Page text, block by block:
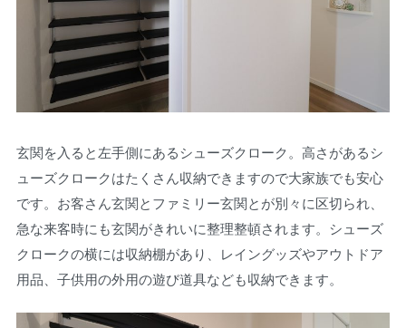
玄関を入ると左手側にあるシューズクローク。高さがあるシ
ューズクロークはたくさん収納できますので大家族でも安心
です。お客さん玄関とファミリー玄関とが別々に区切られ、
急な来客時にも玄関がきれいに整理整頓されます。シューズ
クロークの横には収納棚があり、レイングッズやアウトドア
用品、子供用の外用の遊び道具なども収納できます。